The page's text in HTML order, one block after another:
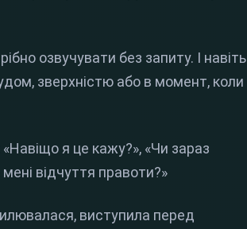
озвучувати без запиту. І навіть
зверхністю або в момент, коли
я це кажу?», «Чи зараз
відчуття правоти?»
виступила перед